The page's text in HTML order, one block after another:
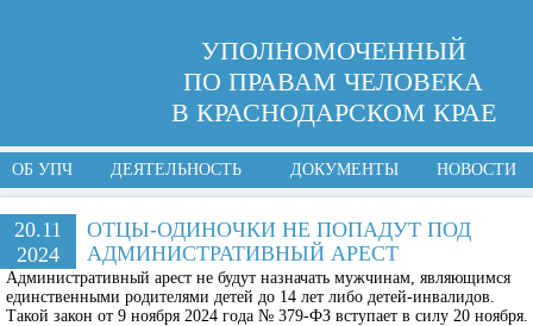
УПОЛНОМОЧЕННЫЙ
ПО ПРАВАМ ЧЕЛОВЕКА
В КРАСНОДАРСКОМ КРАЕ
ОБ УПЧ ДЕЯТЕЛЬНОСТЬ ДОКУМЕНТЫ НОВОСТИ
20.11
2024
ОТЦЫ-ОДИНОЧКИ НЕ ПОПАДУТ ПОД
АДМИНИСТРАТИВНЫЙ АРЕСТ
Административный арест не будут назначать мужчинам, являющимся
единственными родителями детей до 14 лет либо детей-инвалидов.
Такой закон от 9 ноября 2024 года № 379-ФЗ вступает в силу 20 ноября.